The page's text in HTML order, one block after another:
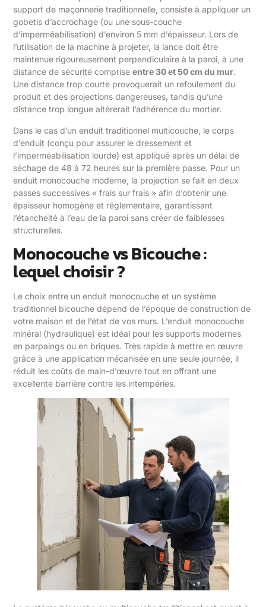
support de maçonnerie traditionnelle, consiste à appliquer un
gobetis d’accrochage (ou une sous-couche
d’imperméabilisation) d’environ 5 mm d’épaisseur. Lors de
l’utilisation de la machine à projeter, la lance doit être
maintenue rigoureusement perpendiculaire à la paroi, à une
distance de sécurité compriseentre 30 et 50 cm du mur.
Une distance trop courte provoquerait un refoulement du
produit et des projections dangereuses, tandis qu’une
distance trop longue altérerait l’adhérence du mortier.
Dans le cas d’un enduit traditionnel multicouche, le corps
d’enduit (conçu pour assurer le dressement et
l’imperméabilisation lourde) est appliqué après un délai de
séchage de 48 à 72 heures sur la première passe. Pour un
enduit monocouche moderne, la projection se fait en deux
passes successives « frais sur frais » afin d’obtenir une
épaisseur homogène et réglementaire, garantissant
l’étanchéité à l’eau de la paroi sans créer de faiblesses
structurelles.
Monocouche vs Bicouche :
lequel choisir ?
Le choix entre un enduit monocouche et un système
traditionnel bicouche dépend de l’époque de construction de
votre maison et de l’état de vos murs. L’enduit monocouche
minéral (hydraulique) est idéal pour les supports modernes
en parpaings ou en briques. Très rapide à mettre en œuvre
grâce à une application mécanisée en une seule journée, il
réduit les coûts de main-d’œuvre tout en offrant une
excellente barrière contre les intempéries.